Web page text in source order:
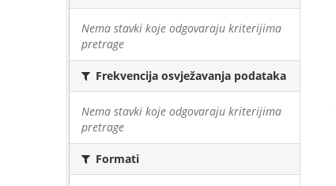
Nema stavki koje odgovaraju kriterijima
pretrage
Frekvencija osvježavanja podataka
Nema stavki koje odgovaraju kriterijima
pretrage
Formati